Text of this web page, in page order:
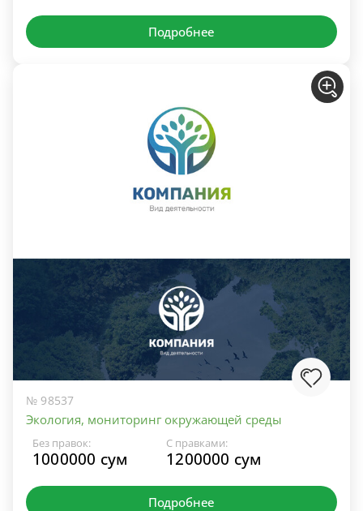
Подробнее
№ 98537
Экология, мониторинг окружающей среды
Без правок:
1000000 сум
С правками:
1200000 сум
Подробнее